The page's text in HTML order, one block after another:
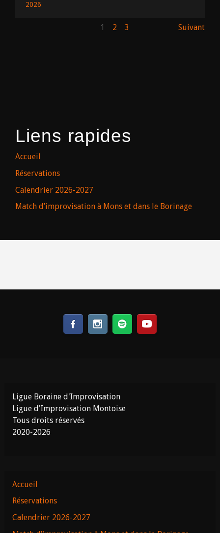
2026
1 2 3 Suivant
Liens rapides
Accueil
Réservations
Calendrier 2026-2027
Match d’improvisation à Mons et dans le Borinage
Ligue Boraine d'Improvisation
Ligue d'Improvisation Montoise
Tous droits réservés
2020-2026
Accueil
Réservations
Calendrier 2026-2027